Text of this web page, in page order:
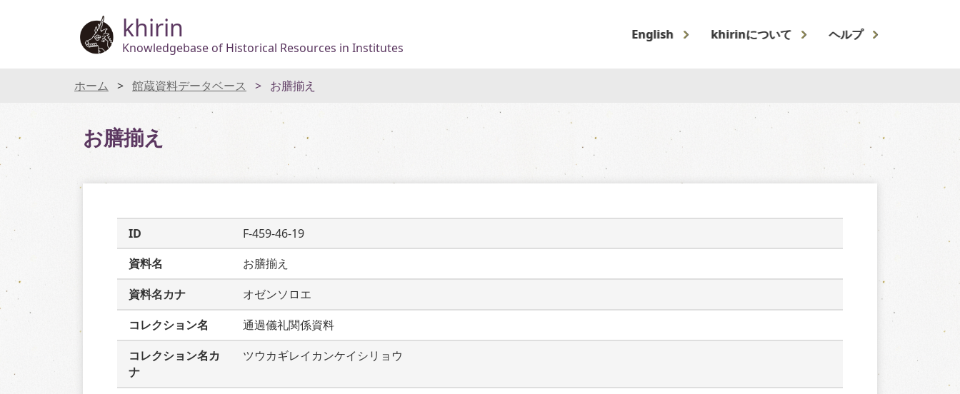
khirin
Knowledgebase of Historical Resources in Institutes
English khirinについて ヘルプ
ホーム 館蔵資料データベース お膳揃え
お膳揃え
ID
F-459-46-19
資料名
お膳揃え
資料名カナ
オゼンソロエ
コレクション名
通過儀礼関係資料
コレクション名カ
ナ
ツウカギレイカンケイシリョウ